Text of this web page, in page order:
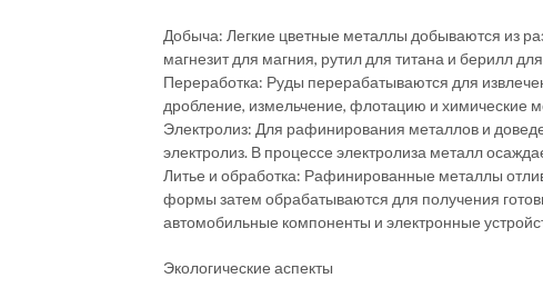
Добыча: Легкие цветные металлы добываются из
магнезит для магния, рутил для титана и берилл
Переработка: Руды перерабатываются для
дробление, измельчение, флотацию и химические
Электролиз: Для рафинирования металлов и
электролиз. В процессе электролиза металл
Литье и обработка: Рафинированные металлы
формы затем обрабатываются для получения
автомобильные компоненты и электронные
Экологические аспекты